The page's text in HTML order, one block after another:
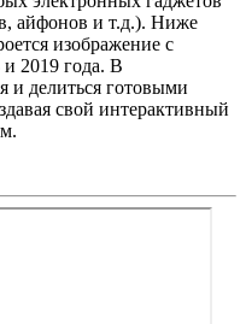
айфонов и т.д.). Ниже
изображение с
2019 года. В
и делиться готовыми
свой интерактивный